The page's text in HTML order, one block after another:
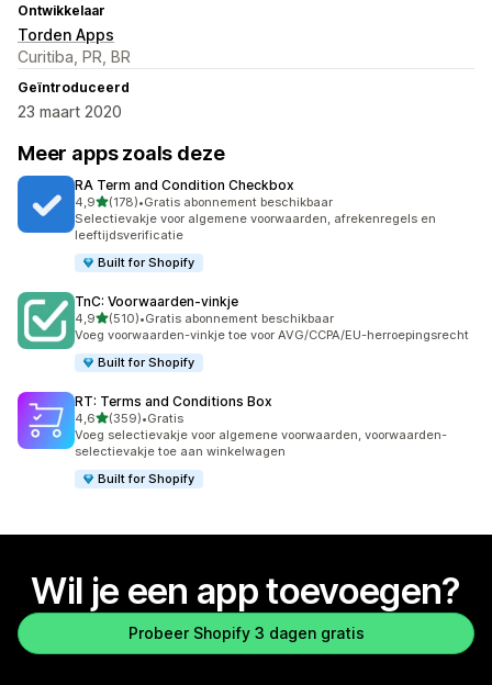
Ontwikkelaar
Torden Apps
Curitiba, PR, BR
Geïntroduceerd
23 maart 2020
Meer apps zoals deze
RA Term and Condition Checkbox
4,9van 5 sterren
(178)
178 recensies in totaal
•Gratis abonnement beschikbaar
Selectievakje voor algemene voorwaarden, afrekenregels en
leeftijdsverificatie
Built for Shopify
TnC: Voorwaarden‑vinkje
4,9van 5 sterren
(510)
510 recensies in totaal
•Gratis abonnement beschikbaar
Voeg voorwaarden-vinkje toe voor AVG/CCPA/EU-herroepingsrecht
Built for Shopify
RT: Terms and Conditions Box
4,6van 5 sterren
(359)
359 recensies in totaal
•Gratis
Voeg selectievakje voor algemene voorwaarden, voorwaarden-
selectievakje toe aan winkelwagen
Built for Shopify
Wil je een app toevoegen?
Probeer Shopify 3 dagen gratis